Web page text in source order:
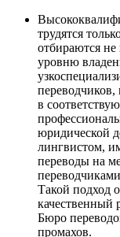
трудятся
отбираются
уровню
в
юридической
лингвистом,
переводы на
Такой подход
качественный
Бюро
промахов.